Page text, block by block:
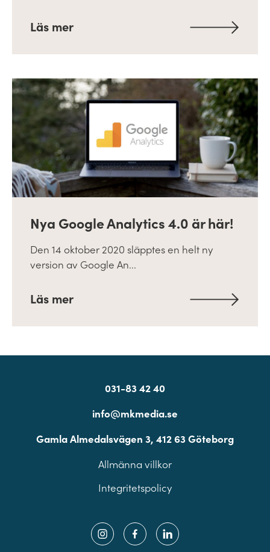
Läs mer
Nya Google Analytics 4.0 är här!
Den 14 oktober 2020 släpptes en helt ny
version av Google An...
Läs mer
031-83 42 40
info@mkmedia.se
Gamla Almedalsvägen 3, 412 63 Göteborg
Allmänna villkor
Integritetspolicy